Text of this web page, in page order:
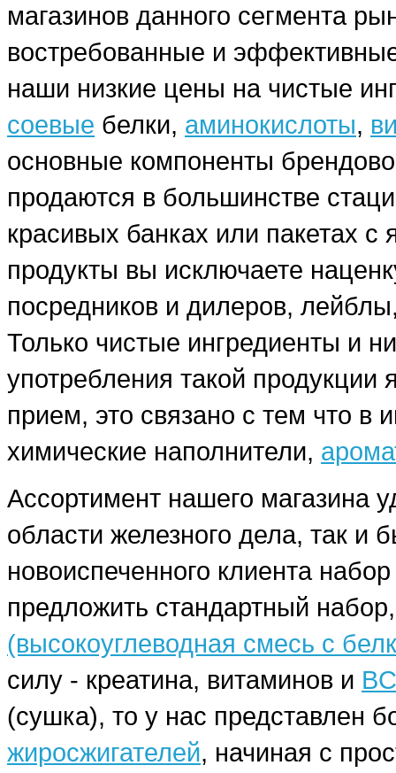
магазинов данного сегмента
востребованные и
наши низкие цены на чистые
соевые белки, аминокислоты,
основные компоненты
продаются в большинстве
красивых банках или пакетах
продукты вы исключаете
посредников и дилеров,
Только чистые ингредиенты и
употребления такой продукции
прием, это связано с тем что в
химические наполнители,
Ассортимент нашего магазина
области железного дела, так и
новоиспеченного клиента
предложить стандартный
(высокоуглеводная смесь с
силу - креатина, витаминов и
(сушка), то у нас представлен
жиросжигателей, начиная с